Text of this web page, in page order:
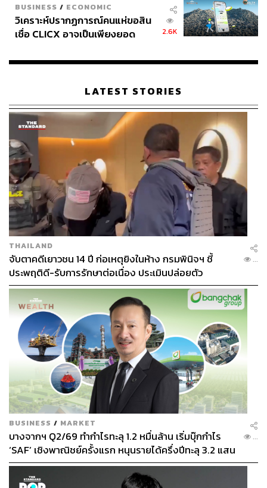
วันนี้ที่เราก้าวออกมาเป็นศิลปินเดี่ยว ไม่มีใคร
รู้หรอกว่าผลจะเป็นอย่างไร แต่สิ่งที่รู้แน่ๆ คือ
หรือเซตศูนย์ แต่มันเป็นการเดินทางใหม่ที่น่า
ตื่นเต้น
ถ้าถามแทนแฟนเพลงว่าไม่มีทางเลือกอื่นที่ดีกว่านี้แล้วหรือ
อย่างที่ผมบอกไปตั้งแต่ต้น คือผมพูดหลายอย่างได้ แต่ว่าทุก
คนอาจจะไม่เข้าใจ หรือบางทีพูดออกไปแล้ว อาจจะมีทั้งคนที่
เห็นด้วยและไม่เห็นด้วย ดังนั้นผมขอพูดในจุดที่ว่า สำหรับผม
ผมไม่ได้เลือกที่จะแยก ถ้าเลือกได้ผมจะไม่แยก สิ่งที่เกิดขึ้นใน
วันนี้มันไม่ใช่ความตั้งใจของเรามาตั้งแต่แรก และในความ
เป็นจริง ทุกอย่างมันไม่ได้อยู่ที่เราคนเดียว แต่ยังมีปัจจัย
แวดล้อมอะไรอีกหลายๆ อย่าง ซึ่งเราไม่อยากไปคิด และไม่
อยากให้ทุกคนมานั่งคิดด้วย เพราะหลายๆ สิ่งที่เกิดขึ้นในชีวิต
คนเรา บางทีเราก็หาคำตอบไม่ได้ทั้งหมด และคำตอบของ
แต่ละคนเองก็ย่อมไม่เหมือนกัน ฉะนั้นในเมื่อทุกอย่างมันมา
ถึงจุดนี้แล้ว เราก็แค่ต้องโฟกัสกับปัจจุบันว่าเราจะทำอย่างไร
ต่อกับชีวิต
จริงๆ ผมเสียดายนะ แต่ก็เหมือนดังคำที่เขาพูดกันว่า “สิ่งใด
เกิดขึ้นแล้ว สิ่งนั้นย่อมดีเสมอ” ดังนั้นผมก็เลยไม่เสียใจ เพราะ
ถ้าเรามัวแต่มานั่งเสียดายหรือเสียใจ เราก็คงไม่มีแรงลุกออก
มาทำอะไรต่อ ไม่มีแรงออกมาบอกกับใครๆ ว่า “สวัสดีครับ
ผมเป็นศิลปินหน้าใหม่ในวัย 38 ปี” (หัวเราะ) และแม้ว่าสุดท้าย
‘แว่นใหญ่’ ในฐานะศิลปินเดี่ยวทำเพลงออกมาแล้วคนจะไม่
สนใจ แต่สำหรับผมการยังได้ทำในสิ่งที่รักมันสำคัญกว่า ส่วน
BUSINESS / ECONOMIC
วิเคราะห์ปรากฏการณ์คนแห่ขอสิน
เชื่อ CLICX อาจเป็นเพียงยอด
เรือนไทยที่ถูกซุกไว้
2.6K
LATEST STORIES
THAILAND
จับตาคดีเยาวชน 14 ปี ก่อเหตุยิงในห้าง กรมพินิจฯ ชี้
ประพฤติดี-รับการรักษาต่อเนื่อง ประเมินปล่อยตัว
...
BUSINESS / MARKET
บางจากฯ Q2/69 ทำกำไรทะลุ 1.2 หมื่นล้าน เริ่มบุ๊กกำไร
‘SAF’ เชิงพาณิชย์ครั้งแรก หนุนรายได้ครึ่งปีทะลุ 3.2 แสน
ล้าน
...